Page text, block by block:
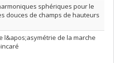
sphériques pour le
douces de champs de hauteurs
l&apos;asymétrie de la marche